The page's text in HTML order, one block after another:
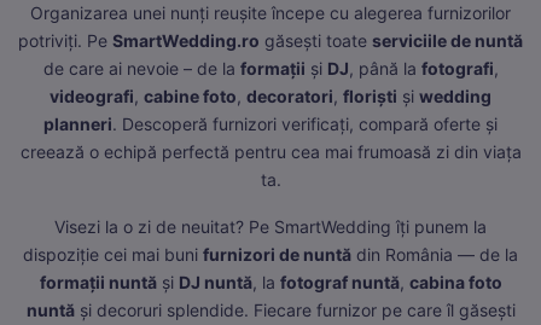
Organizarea unei nunți reușite începe cu alegerea furnizorilor
potriviți. Pe SmartWedding.ro găsești toate serviciile de nuntă
de care ai nevoie – de la formații și DJ, până la fotografi,
videografi, cabine foto, decoratori, floriști și wedding
planneri. Descoperă furnizori verificați, compară oferte și
creează o echipă perfectă pentru cea mai frumoasă zi din viața
ta.
Visezi la o zi de neuitat? Pe SmartWedding îți punem la
dispoziție cei mai buni furnizori de nuntă din România — de la
formații nuntăși DJ nuntă, la fotograf nuntă, cabina foto
nuntăși decoruri splendide. Fiecare furnizor pe care îl găsești